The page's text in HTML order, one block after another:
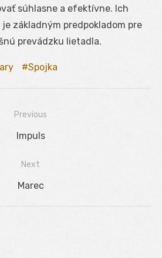
súhlasne a efektívne. Ich
základným predpokladom pre
prevádzku lietadla.
Spojka
Previous
Previous
Impuls
Next
Next
Marec